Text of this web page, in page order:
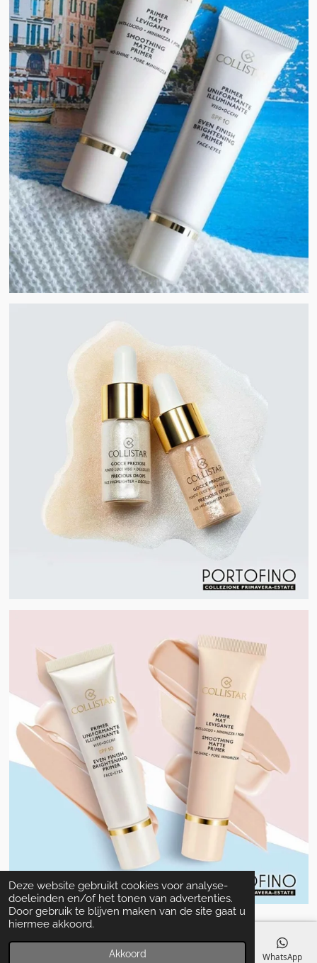
Deze website gebruikt cookies voor analyse-
doeleinden en/of het tonen van advertenties.
Door gebruik te blijven maken van de site gaat u
hiermee akkoord.
Akkoord
Telefoonnummer WhatsApp